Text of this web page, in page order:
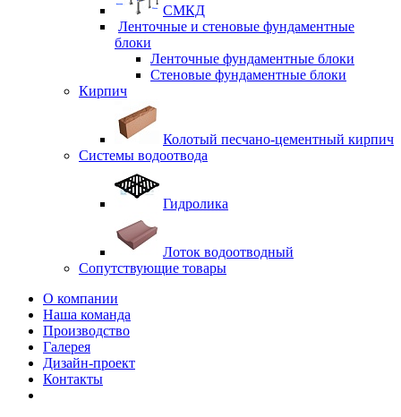
СМКД
Ленточные и стеновые фундаментные
блоки
Ленточные фундаментные блоки
Стеновые фундаментные блоки
Кирпич
Колотый песчано-цементный кирпич
Системы водоотвода
Гидролика
Лоток водоотводный
Сопутствующие товары
О компании
Наша команда
Производство
Галерея
Дизайн-проект
Контакты